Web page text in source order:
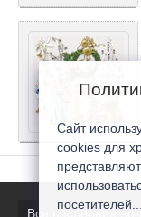
Все последние
Сайт
cookies для
посетителей...